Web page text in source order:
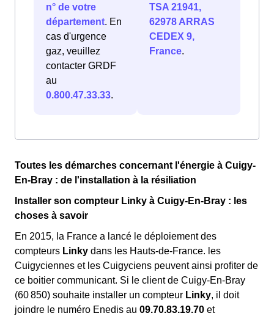
n° de votre
département. En
cas d'urgence
gaz, veuillez
contacter GRDF
au
0.800.47.33.33.
TSA 21941,
62978 ARRAS
CEDEX 9,
France.
Toutes les démarches concernant l'énergie à Cuigy-
En-Bray : de l'installation à la résiliation
Installer son compteur Linky à Cuigy-En-Bray : les
choses à savoir
En 2015, la France a lancé le déploiement des
compteurs Linky dans les Hauts-de-France. les
Cuigyciennes et les Cuigyciens peuvent ainsi profiter de
ce boitier communicant. Si le client de Cuigy-En-Bray
(60 850) souhaite installer un compteur Linky, il doit
joindre le numéro Enedis au 09.70.83.19.70 et